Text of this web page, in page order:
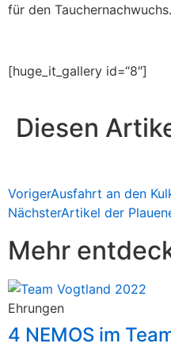
für den Tauchernachwuchs.
[huge_it_gallery id=“8″]
Diesen
VorigerAusfahrt an den
NächsterArtikel der
Mehr
Ehrungen
4 NEMOS im